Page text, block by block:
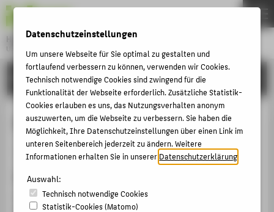
Hochschule für Technik und Wirtschaft Berlin
University of Applied Sciences
Menu
FORSCHUNG
Das Projektlabor
Veranstaltungsbeitrag › Vortrag › 2015
Veranstaltung
Tag der (L)EHRE
THEMEN
HOCHSCHULE
CAMPUS
STUDIUM
LEHRE
KARRIERE
Datenschutzeinstellungen
Um unsere Webseite für Sie optimal zu gestalten und
fortlaufend verbessern zu können, verwenden wir Cookies.
Technisch notwendige Cookies sind zwingend für die
Funktionalität der Webseite erforderlich. Zusätzliche Statistik-
Cookies erlauben es uns, das Nutzungsverhalten anonym
auszuwerten, um die Webseite zu verbessern. Sie haben die
Möglichkeit, Ihre Datenschutzeinstellungen über einen Link im
unteren Seitenbereich jederzeit zu ändern. Weitere
Informationen erhalten Sie in unsererDatenschutzerklärung
Auswahl:
Technisch notwendige Cookies
Statistik-Cookies (Matomo)